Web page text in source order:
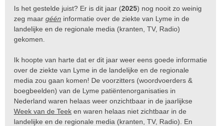
Is het gestelde juist? Er is dit jaar (2025) nog nooit zo weinig
zeg maar géén informatie over de ziekte van Lyme in de
landelijke en de regionale media (kranten, TV, Radio)
gekomen.
Ik hoopte van harte dat er dit jaar weer eens goede informatie
over de ziekte van Lyme in de landelijke en de regionale
media zou gaan komen! De voorzitters (woordvoerders &
boegbeelden) van de Lyme patiëntenorganisaties in
Nederland waren helaas weer onzichtbaar in de jaarlijkse
Week van de Teek en waren helaas niet zichtbaar in de
landelijke en de regionale media (kranten, TV, Radio). En